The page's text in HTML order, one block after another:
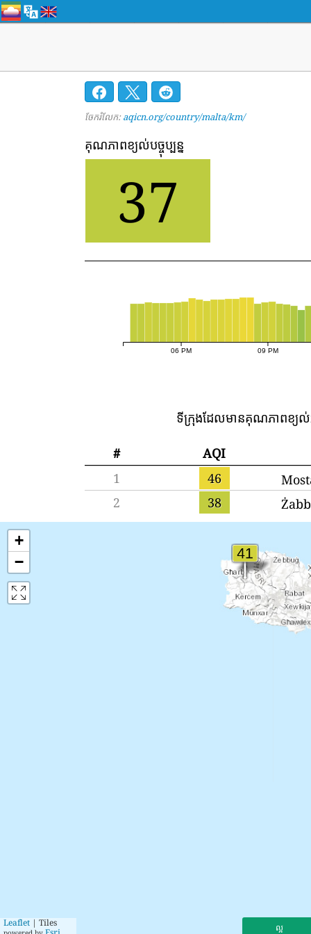
ចែករំលែក: aqicn.org/country/malta/km/
គុណភាពខ្យល់បច្ចុប្បន្ន
37
06 PM 09 PM
ទីក្រុងដែលមានគុណភាពខ្យល់
#
AQI
1
46
2
38
+
−
Leaflet | Tiles ល្អ